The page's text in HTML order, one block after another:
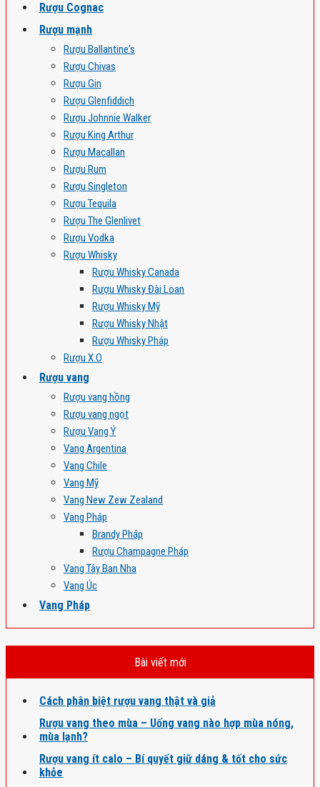
Rượu Cognac
Rượu mạnh
Rượu Ballantine's
Rượu Chivas
Rượu Gin
Rượu Glenfiddich
Rượu Johnnie Walker
Rượu King Arthur
Rượu Macallan
Rượu Rum
Rượu Singleton
Rượu Tequila
Rượu The Glenlivet
Rượu Vodka
Rượu Whisky
Rượu Whisky Canada
Rượu Whisky Đài Loan
Rượu Whisky Mỹ
Rượu Whisky Nhật
Rượu Whisky Pháp
Rượu X.O
Rượu vang
Rượu vang hồng
Rượu vang ngọt
Rượu Vang Ý
Vang Argentina
Vang Chile
Vang Mỹ
Vang New Zew Zealand
Vang Pháp
Brandy Pháp
Rượu Champagne Pháp
Vang Tây Ban Nha
Vang Úc
Vang Pháp
Bài viết mới
Cách phân biệt rượu vang thật và giả
Rượu vang theo mùa – Uống vang nào hợp mùa nóng,
mùa lạnh?
Rượu vang ít calo – Bí quyết giữ dáng & tốt cho sức
khỏe